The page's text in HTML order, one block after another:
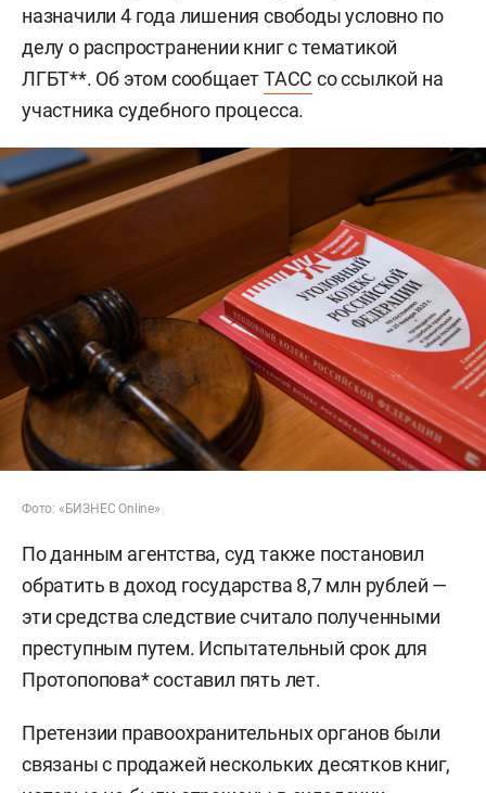
назначили 4 года лишения свободы условно по
делу о распространении книг с тематикой
ЛГБТ**. Об этом сообщаетТАСС со ссылкой на
участника судебного процесса.
Фото: «БИЗНЕС Online»
По данным агентства, суд также постановил
обратить в доход государства 8,7 млн рублей —
эти средства следствие считало полученными
преступным путем. Испытательный срок для
Протопопова* составил пять лет.
Претензии правоохранительных органов были
связаны с продажей нескольких десятков книг,